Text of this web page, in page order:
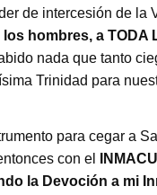
de intercesión de la
hombres, a TODA
nada que tanto
Trinidad para
para cegar a
con el
la Devoción a mi